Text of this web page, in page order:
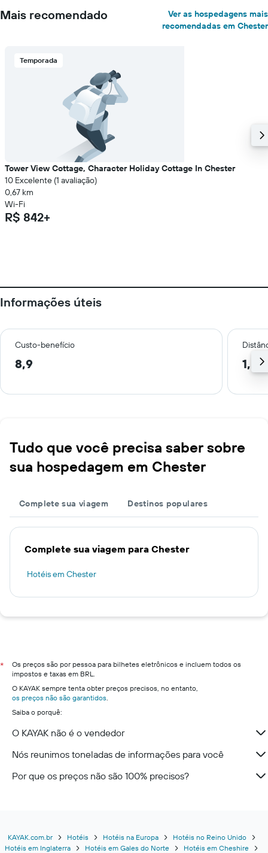
Mais recomendado
Ver as hospedagens mais
recomendadas em Chester
Temporada
Tower View Cottage, Character Holiday Cottage In Chester
10 Excelente (1 avaliação)
0,67 km
Wi-Fi
R$ 842+
Informações úteis
Custo-benefício
8,9 1,5
Tudo que você precisa saber sobre
sua hospedagem em Chester
Complete sua viagem Destinos populares
Complete sua viagem para Chester
Hotéis em Chester
*
Os preços são por pessoa para bilhetes eletrônicos e incluem todos os
impostos e taxas em BRL.
O KAYAK sempre tenta obter preços precisos, no entanto,
os preços não são garantidos.
Saiba o porquê:
O KAYAK não é o vendedor
Nós reunimos toneladas de informações para você
Por que os preços não são 100% precisos?
KAYAK.com.br Hotéis Hotéis na Europa
Hotéis no Reino Unido
Hotéis em Inglaterra
Hotéis em Gales do Norte Hotéis em Cheshire